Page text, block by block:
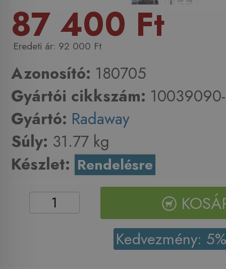
87 400 Ft
92 000 Ft
Azonosító: 180705
Gyártói cikkszám:
Gyártó: Radaway
Súly: 31.77 kg
Készlet: Rendelésre
Kedvezmény: